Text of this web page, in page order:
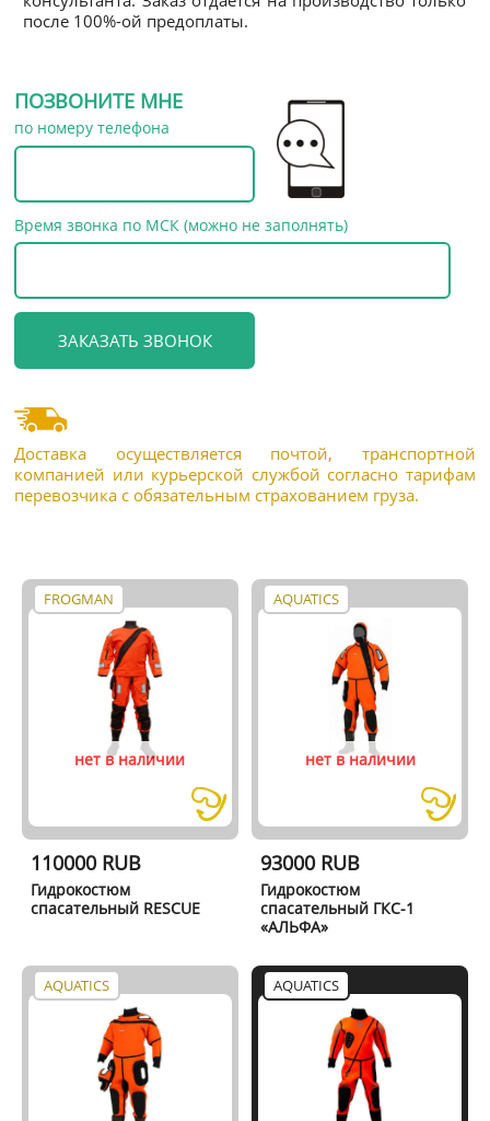
после 100%-ой предоплаты.
ПОЗВОНИТЕ МНЕ
по номеру телефона
Время звонка по МСК (можно не заполнять)
Доставка осуществляется почтой, транспортной
компанией или курьерской службой согласно тарифам
перевозчика с обязательным страхованием груза.
FROGMAN
нет в наличии
110000 RUB
Гидрокостюм
спасательный RESCUE
AQUATICS
нет в наличии
93000 RUB
Гидрокостюм
спасательный ГКС-1
«АЛЬФА»
AQUATICS AQUATICS